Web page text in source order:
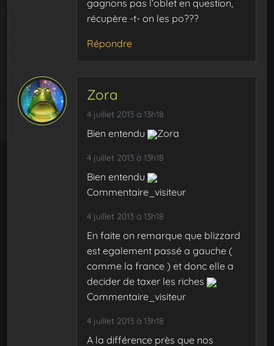
gagnons pas l’oblet en question,
récupère -t- on les po???
Répondre
Zora
4 juillet 2013 à 13h18
Bien entendu Zora
4 juillet 2013 à 13h18
Bien entendu
Commentaire_visiteur
4 juillet 2013 à 13h18
En faite on remarque que blizzard
est egalement passé a gauche (
comme la france ) et donc elle a
decider de taxer les riches
Commentaire_visiteur
4 juillet 2013 à 13h18
A la différence près que nos